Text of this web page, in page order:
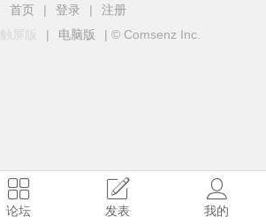
首页 | 登录 |
注册
触屏版 | 电脑版 | © Comsenz Inc.
论坛 发表 我的